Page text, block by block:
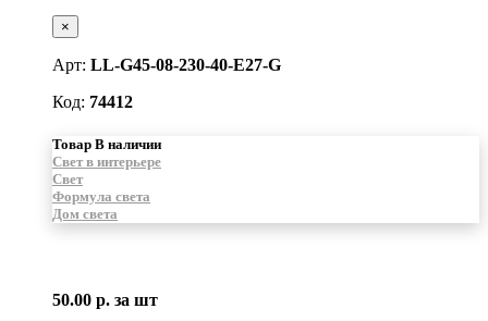
×
Арт: LL-G45-08-230-40-E27-G
Код: 74412
Товар В наличии
Свет в интерьере
Свет
Формула света
Дом света
50.00 р. за шт